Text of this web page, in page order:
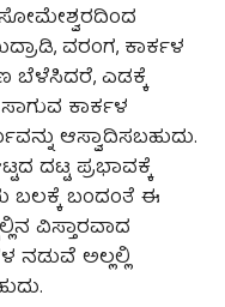
ವರಂಗ, ಕಾರ್ಕಳ
ಎಡಕ್ಕೆ
ಕಾರ್ಕಳ
ಆಸ್ವಾದಿಸಬಹುದು.
ದಟ್ಟ ಪ್ರಭಾವಕ್ಕೆ
ಬಲಕ್ಕೆ ಬಂದಂತೆ ಈ
ವಿಸ್ತಾರವಾದ
ನಡುವೆ ಅಲ್ಲಲ್ಲಿ